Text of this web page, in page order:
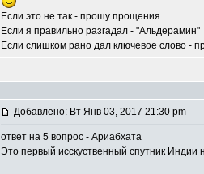
Если это не так - прошу прощения.
Если я правильно разгадал - "Альдерамин"
Если слишком рано дал ключевое слово -
Добавлено: Вт Янв 03, 2017 21:30 pm
ответ на 5 вопрос - Ариабхата
Это первый исскуственный спутник